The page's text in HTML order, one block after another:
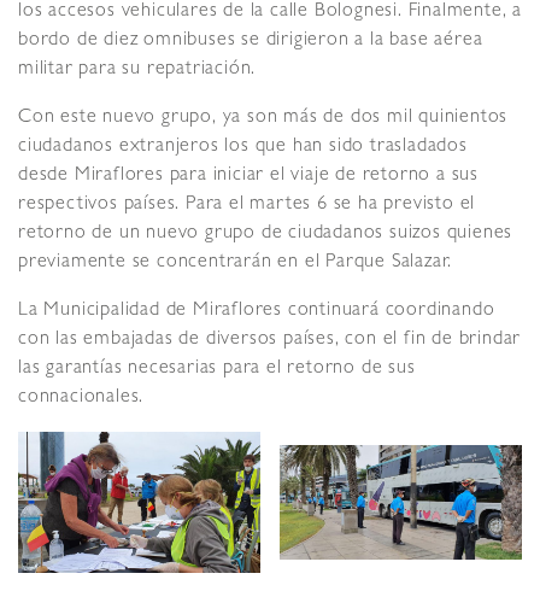
los accesos vehiculares de la calle Bolognesi. Finalmente, a
bordo de diez omnibuses se dirigieron a la base aérea
militar para su repatriación.
Con este nuevo grupo, ya son más de dos mil quinientos
ciudadanos extranjeros los que han sido trasladados
desde Miraflores para iniciar el viaje de retorno a sus
respectivos países. Para el martes 6 se ha previsto el
retorno de un nuevo grupo de ciudadanos suizos quienes
previamente se concentrarán en el Parque Salazar.
La Municipalidad de Miraflores continuará coordinando
con las embajadas de diversos países, con el fin de brindar
las garantías necesarias para el retorno de sus
connacionales.